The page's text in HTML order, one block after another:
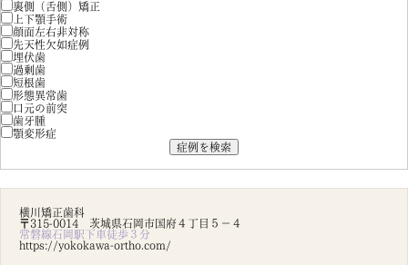
裏側（舌側）矯正
上下顎手術
顔面左右非対称
先天性欠如症例
埋伏歯
過剰歯
短根歯
形態異常歯
口元の前突
歯牙腫
顎変形症
横川矯正歯科
〒315-0014 茨城県石岡市国府４丁目５－４
常磐線石岡駅下車徒歩３分
https://yokokawa-ortho.com/